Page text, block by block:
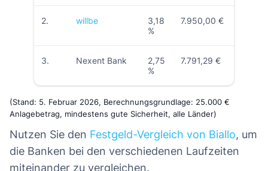
2. willbe
3,18
%
7.950,00 €
3. Nexent Bank
2,75
%
7.791,29 €
(Stand: 5. Februar 2026, Berechnungsgrundlage: 25.000 €
Anlagebetrag, mindestens gute Sicherheit, alle Länder)
Nutzen Sie den Festgeld-Vergleich von Biallo, um
die Banken bei den verschiedenen Laufzeiten
miteinander zu vergleichen.